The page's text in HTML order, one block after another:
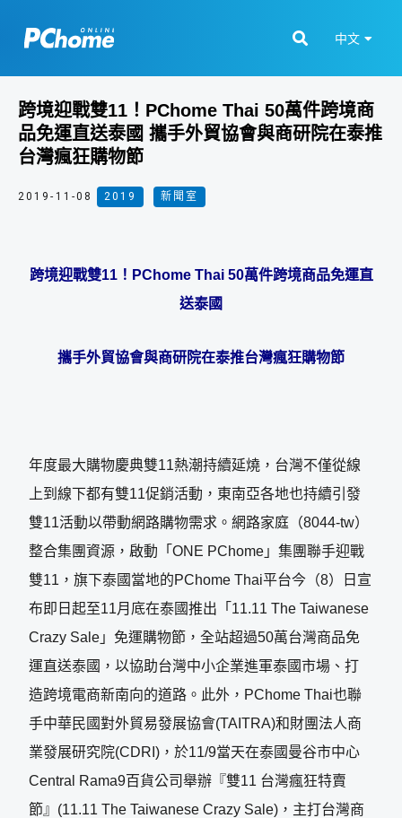
中文
跨境迎戰雙11！PChome Thai 50萬件跨境商
品免運直送泰國 攜手外貿協會與商研院在泰推
台灣瘋狂購物節
2019-11-08 2019 新聞室
跨境迎戰雙11！ PChome Thai 50萬件跨境商品免運直
送泰國
攜手外貿協會與商研院在泰推台灣瘋狂購物節
年度最大購物慶典雙11熱潮持續延燒，台灣不僅從線
上到線下都有雙11促銷活動，東南亞各地也持續引發
雙11活動以帶動網路購物需求。網路家庭（8044-tw）
整合集團資源，啟動「ONE PChome」集團聯手迎戰
雙11，旗下泰國當地的PChome Thai平台今（8）日宣
布即日起至11月底在泰國推出「11.11 The Taiwanese
Crazy Sale」免運購物節，全站超過50萬台灣商品免
運直送泰國，以協助台灣中小企業進軍泰國市場、打
造跨境電商新南向的道路。此外，PChome Thai也聯
手中華民國對外貿易發展協會(TAITRA)和財團法人商
業發展研究院(CDRI)，於11/9當天在泰國曼谷市中心
Central Rama9百貨公司舉辦『雙11 台灣瘋狂特賣
節』(11.11 The Taiwanese Crazy Sale)，主打台灣商